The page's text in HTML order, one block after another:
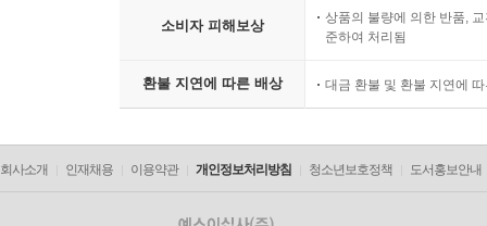
소비자 피해보상
상품의 불량에 의한 반품,
준하여 처리됨
환불 지연에 따른 배상 대금 환불 및 환불 지연에
회사소개 인재채용 이용약관 개인정보처리방침 청소년보호정책 도서홍보안내